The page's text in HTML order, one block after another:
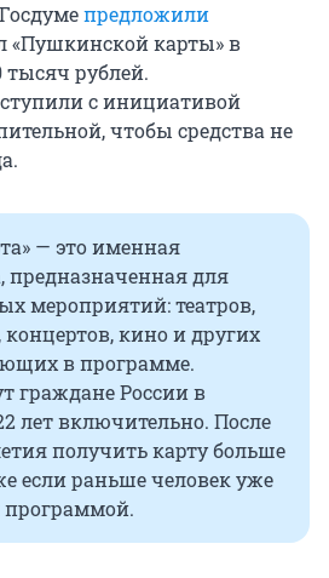
предложили
«Пушкинской карты» в
тысяч рублей.
с инициативой
чтобы средства не
— это именная
предназначенная для
мероприятий: театров,
концертов, кино и других
в программе.
граждане России в
лет включительно. После
получить карту больше
если раньше человек уже
программой.